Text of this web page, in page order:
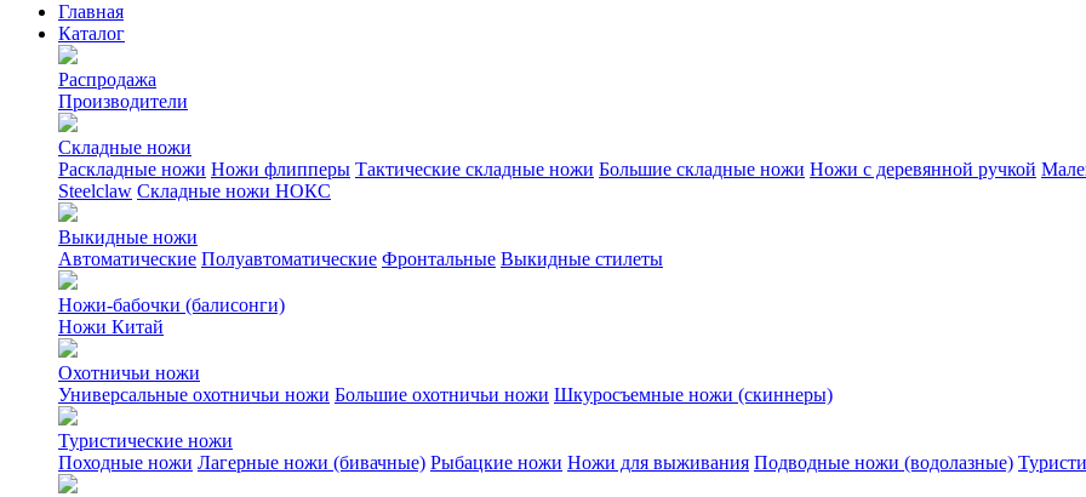
Главная
Каталог
Распродажа
Производители
Складные ножи
Раскладные ножи Ножи флипперы Тактические складные ножи Большие складные ножи Ножи с деревянной ручкой
Steelclaw Складные ножи НОКС
Выкидные ножи
Автоматические Полуавтоматические Фронтальные Выкидные стилеты
Ножи-бабочки (балисонги)
Ножи Китай
Охотничьи ножи
Универсальные охотничьи ножи Большие охотничьи ножи Шкуросъемные ножи (скиннеры)
Туристические ножи
Походные ножи Лагерные ножи (бивачные) Рыбацкие ножи Ножи для выживания Подводные ножи (водолазные)